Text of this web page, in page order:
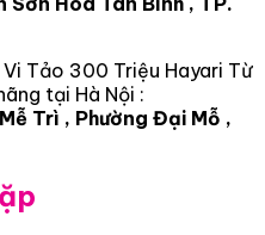
Tảo 300 Triệu Hayari Từ
tại Hà Nội :
Trì , Phường Đại Mỗ ,